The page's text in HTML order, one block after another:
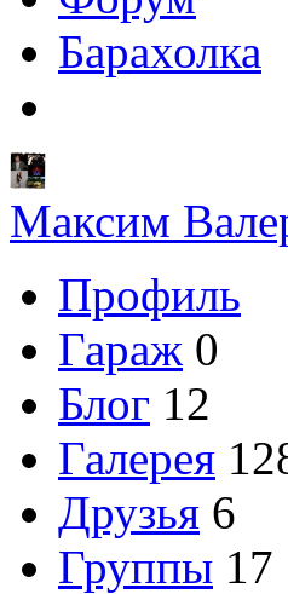
Барахолка
Максим
Профиль
Гараж 0
Блог 12
Галерея
Друзья 6
Группы 17